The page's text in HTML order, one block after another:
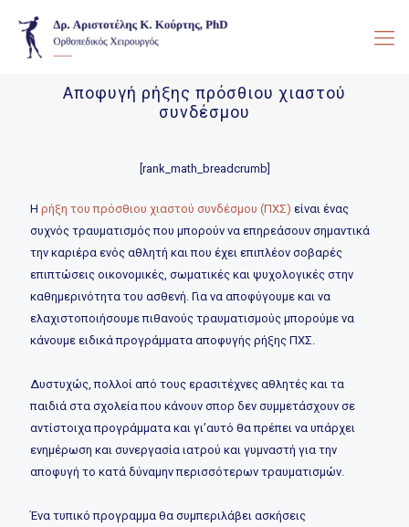
Αποφυγή ρήξης πρόσθιου χιαστού
συνδέσμου
[rank_math_breadcrumb]
Η ρήξη του πρόσθιου χιαστού συνδέσμου (ΠΧΣ) είναι ένας
συχνός τραυματισμός που μπορούν να επηρεάσουν σημαντικά
την καριέρα ενός αθλητή και που έχει επιπλέον σοβαρές
επιπτώσεις οικονομικές, σωματικές και ψυχολογικές στην
καθημερινότητα του ασθενή. Για να αποφύγουμε και να
ελαχιστοποιήσουμε πιθανούς τραυματισμούς μπορούμε να
κάνουμε ειδικά προγράμματα αποφυγής ρήξης ΠΧΣ.
Δυστυχώς, πολλοί από τους ερασιτέχνες αθλητές και τα
παιδιά στα σχολεία που κάνουν σπορ δεν συμμετάσχουν σε
αντίστοιχα προγράμματα και γι’αυτό θα πρέπει να υπάρχει
ενημέρωση και συνεργασία ιατρού και γυμναστή για την
αποφυγή το κατά δύναμην περισσότερων τραυματισμών.
Ένα τυπικό προγραμμα θα συμπεριλάβει ασκήσεις